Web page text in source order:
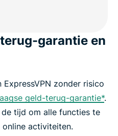
garantie en
zonder risico
geld-terug-garantie*.
tijd om alle functies te
activiteiten.